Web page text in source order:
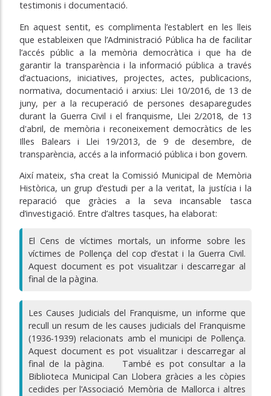
testimonis i documentació.
En aquest sentit, es complimenta l’establert en les lleis
que estableixen que l’Administració Pública ha de facilitar
l’accés públic a la memòria democràtica i que ha de
garantir la transparència i la informació pública a través
d’actuacions, iniciatives, projectes, actes, publicacions,
normativa, documentació i arxius: Llei 10/2016, de 13 de
juny, per a la recuperació de persones desaparegudes
durant la Guerra Civil i el franquisme, Llei 2/2018, de 13
d'abril, de memòria i reconeixement democràtics de les
Illes Balears i Llei 19/2013, de 9 de desembre, de
transparència, accés a la informació pública i bon govern.
Així mateix, s’ha creat la Comissió Municipal de Memòria
Històrica, un grup d’estudi per a la veritat, la justícia i la
reparació que gràcies a la seva incansable tasca
d’investigació. Entre d’altres tasques, ha elaborat:
El Cens de víctimes mortals, un informe sobre les
víctimes de Pollença del cop d’estat i la Guerra Civil.
Aquest document es pot visualitzar i descarregar al
final de la pàgina.
Les Causes Judicials del Franquisme, un informe que
recull un resum de les causes judicials del Franquisme
(1936-1939) relacionats amb el municipi de Pollença.
Aquest document es pot visualitzar i descarregar al
final de la pàgina. També es pot consultar a la
Biblioteca Municipal Can Llobera gràcies a les còpies
cedides per l’Associació Memòria de Mallorca i altres